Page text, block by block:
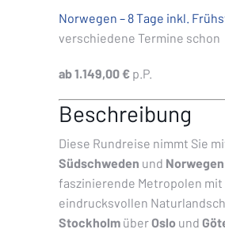
Norwegen – 8 Tage inkl.
verschiedene Termine schon
ab1.149,00 € p.P.
Beschreibung
Diese Rundreise nimmt Sie
Südschweden und Norwegen
faszinierende Metropolen mit
eindrucksvollen
Stockholm überOslo und